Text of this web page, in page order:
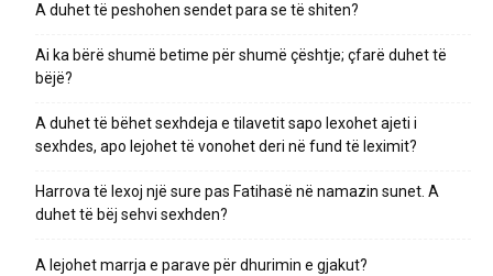
A duhet të peshohen sendet para se të shiten?
Ai ka bërë shumë betime për shumë çështje; çfarë duhet të
bëjë?
A duhet të bëhet sexhdeja e tilavetit sapo lexohet ajeti i
sexhdes, apo lejohet të vonohet deri në fund të leximit?
Harrova të lexoj një sure pas Fatihasë në namazin sunet. A
duhet të bëj sehvi sexhden?
A lejohet marrja e parave për dhurimin e gjakut?